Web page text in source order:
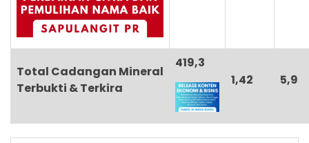
Total Cadangan Mineral
Terbukti & Terkira
419,3
1,42
5,9